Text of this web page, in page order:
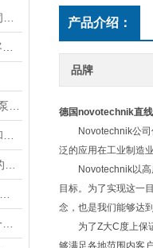
产品介绍：
品牌
德国novotechnik直
Novotechnik公司位
泛的应用在工业制造
Novotechnik以高度
目标。为了实现这一
念，也是我们能够达
为了Z大C度上保证
够满足各地范围内客